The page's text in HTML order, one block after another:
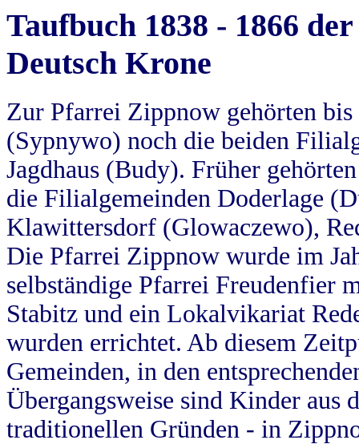
Taufbuch 1838 - 1866
Deutsch Krone
Zur Pfarrei Zippnow gehörten
(Sypnywo) noch die beiden
Jagdhaus (Budy). Früher
die Filialgemeinden Doderlage
Klawittersdorf (Glowaczewo),
Die Pfarrei Zippnow wurde im
selbständige Pfarrei Freudenfier
Stabitz und ein Lokalvikariat
wurden errichtet. Ab diesem
Gemeinden, in den
Übergangsweise sind Kinder aus
traditionellen Gründen - in